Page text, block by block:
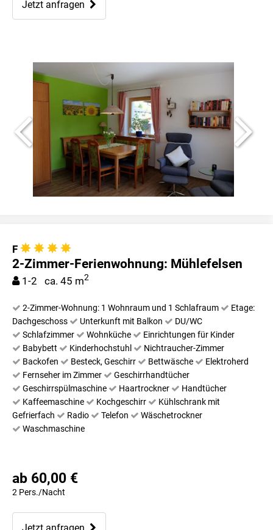
Jetzt anfragen
F
2-Zimmer-Ferienwohnung: Mühlefelsen
1-2 ca. 45 m2
2-Zimmer-Wohnung: 1 Wohnraum und 1 Schlafraum
Etage:
Dachgeschoss
Unterkunft mit Balkon
DU/WC
Schlafzimmer
Wohnküche
Einrichtungen für Kinder
Babybett
Kinderhochstuhl
Nichtraucher-Zimmer
Backofen
Besteck, Geschirr Bettwäsche
Elektroherd
Fernseher im Zimmer
Geschirrhandtücher
Geschirrspülmaschine
Haartrockner
Handtücher
Kaffeemaschine
Kochgeschirr
Kühlschrank mit
Gefrierfach
Radio Telefon
Wäschetrockner
Waschmaschine
ab 60,00 €
2 Pers./Nacht